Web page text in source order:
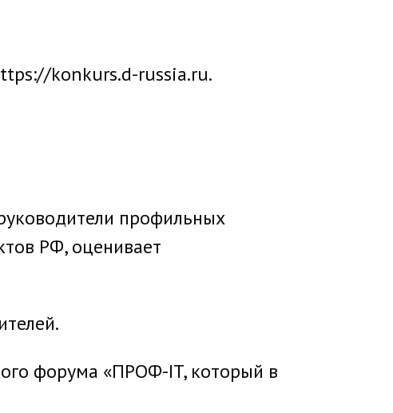
konkurs.d-russia.ru.
профильных
РФ, оценивает
форума «ПРОФ-IT, который в